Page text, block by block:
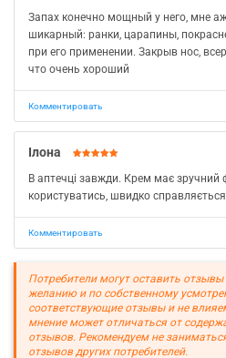
Запах конечно мощный у него, мне
шикарный: ранки, царапины,
при его применении. Закрыв нос,
что очень хороший
Комментировать
Ілона
В аптечці завжди. Крем має зручний
користуватись, швидко
Комментировать
Потребители могут оставить
желанию и по собственному
соответствующие отзывы и не
мнение может отличаться от
отзывов. Рекомендуем не
отзывов других потребителей.